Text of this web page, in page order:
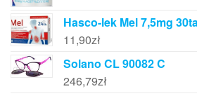
Hasco-lek Mel 7,5mg
11,90zł
Solano CL 90082 C
246,79zł